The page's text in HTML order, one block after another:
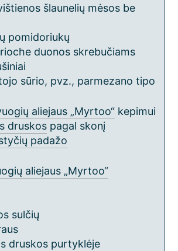
šlaunelių mėsos be
pomidoriukų
duonos skrebučiams
sūrio, pvz., parmezano tipo
aliejaus „Myrtoo“ kepimui
druskos pagal skonį
padažo
aliejaus „Myrtoo“
sulčių
druskos purtyklėje